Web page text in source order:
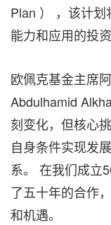
Plan ） ，该计划
能力和应用的投资
欧佩克基金主席
Abdulhamid
刻变化，但核心
自身条件实现发
系。 在我们成立
了五十年的合作
和机遇。